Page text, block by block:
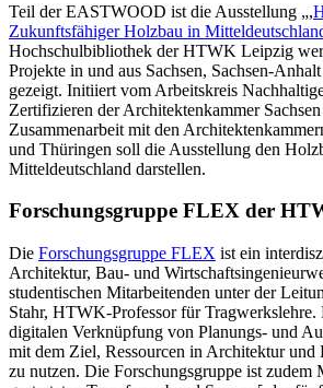
Teil der EASTWOOD ist die Ausstellung „,
Zukunftsfähiger Holzbau in
Hochschulbibliothek der HTWK Leipzig
Projekte in und aus Sachsen, Sachsen-
gezeigt. Initiiert vom Arbeitskreis
Zertifizieren der Architektenkammer
Zusammenarbeit mit den
und Thüringen soll die Ausstellung den
Mitteldeutschland darstellen.
Forschungsgruppe FLEX der
Die Forschungsgruppe FLEX ist ein
Architektur, Bau- und
studentischen Mitarbeitenden unter der
Stahr, HTWK-Professor für
digitalen Verknüpfung von Planungs- und
mit dem Ziel, Ressourcen in Architektur und
zu nutzen. Die Forschungsgruppe ist zudem